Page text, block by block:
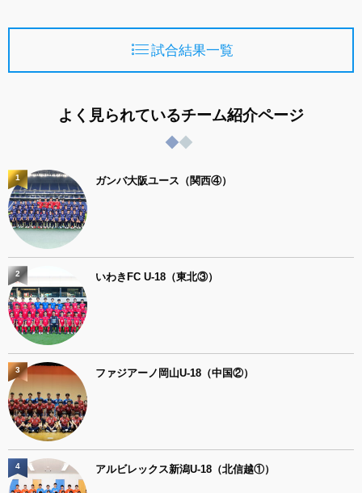
試合結果一覧
よく見られているチーム紹介ページ
ガンバ大阪ユース（関西④）
1
いわきFC U-18（東北③）
2
ファジアーノ岡山U-18（中国②）
3
アルビレックス新潟U-18（北信越①）
4